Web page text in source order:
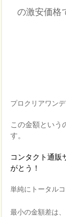
の激安価格
プロクリアワン
この金額という
す。
コンタクト通販
がとう！
単純にトータル
最小の金額差は、